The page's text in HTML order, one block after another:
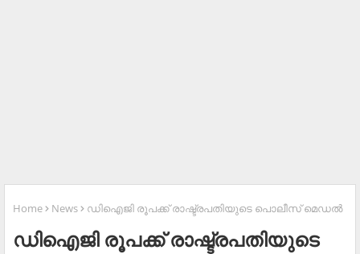
Home News ഡിഐജി രൂപക്ക് രാഷ്ട്രപതിയുടെ പൊലീസ് മെഡല്‍
ഡിഐജി രൂപക്ക് രാഷ്ട്രപതിയുടെ